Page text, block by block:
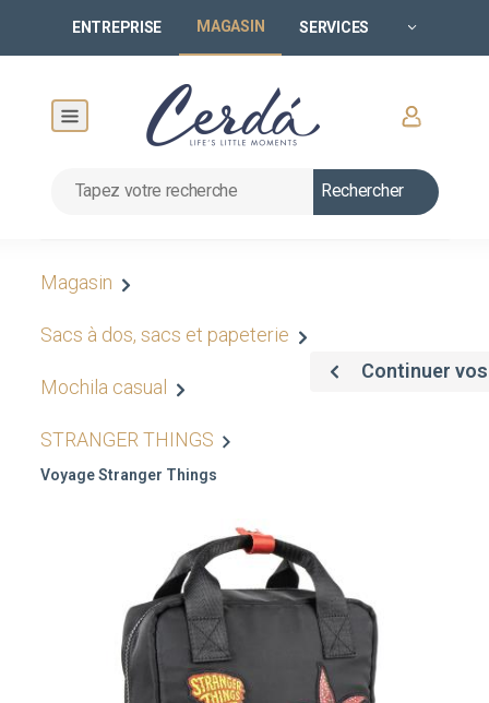
ENTREPRISE MAGASIN SERVICES
Rechercher
Magasin
Sacs à dos, sacs et papeterie
Mochila casual
STRANGER THINGS
Voyage Stranger Things
Continuer